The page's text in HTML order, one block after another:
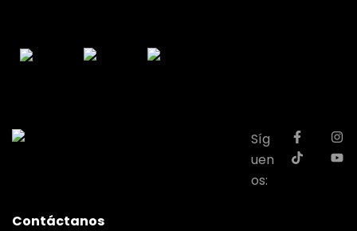
Síg
uen
os:
Contáctanos